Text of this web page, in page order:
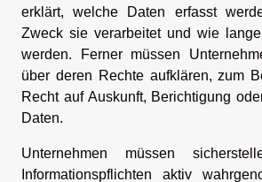
erklärt, welche Daten erfasst
Zweck sie verarbeitet und wie
werden. Ferner müssen
über deren Rechte aufklären, zum
Recht auf Auskunft, Berichtigung
Daten.
Unternehmen müssen
Informationspflichten aktiv